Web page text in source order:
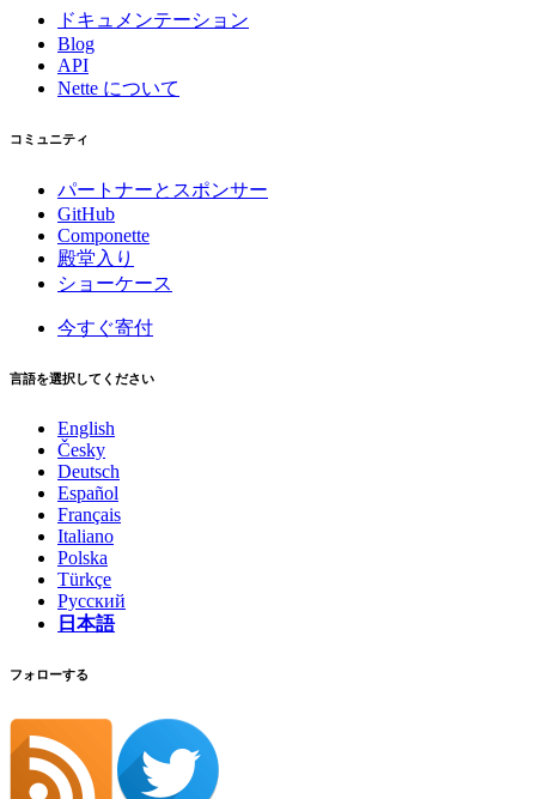
ドキュメンテーション
Blog
API
Nette について
コミュニティ
パートナーとスポンサー
GitHub
Componette
殿堂入り
ショーケース
今すぐ寄付
言語を選択してください
English
Česky
Deutsch
Español
Français
Italiano
Polska
Türkçe
Русский
日本語
フォローする